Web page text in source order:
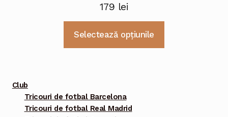
179 lei
Selectează opțiunile
Club
Tricouri de fotbal Barcelona
Tricouri de fotbal Real Madrid